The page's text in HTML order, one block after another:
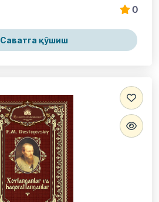
0
Саватга қўшиш